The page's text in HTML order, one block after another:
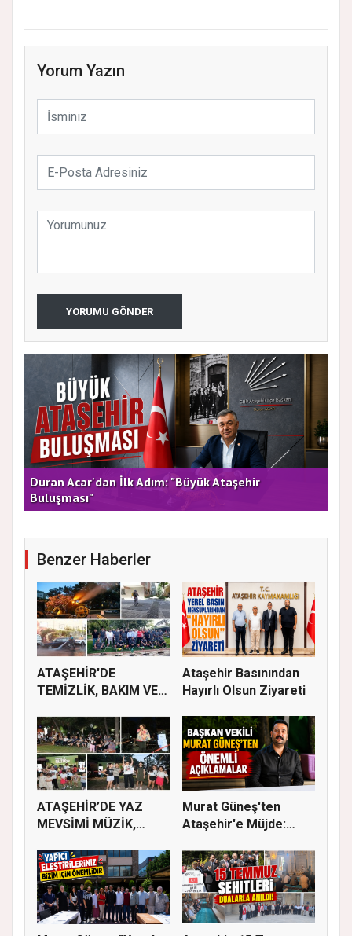
Yorum Yazın
YORUMU GÖNDER
Duran Acar'dan İlk Adım: "Büyük Ataşehir
Buluşması"
Benzer Haberler
ATAŞEHİR'DE
TEMİZLİK, BAKIM VE
Ataşehir Basınından
Hayırlı Olsun Ziyareti
ATAŞEHİR’DE YAZ
MEVSİMİ MÜZİK,
Murat Güneş'ten
Ataşehir'e Müjde: